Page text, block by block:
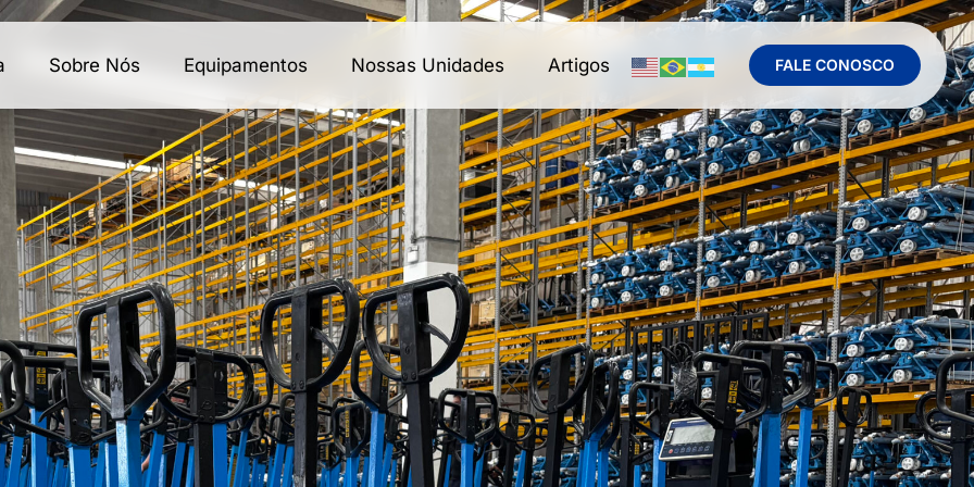
Sobre Nós Equipamentos Nossas Unidades Artigos FALE CONOSCO